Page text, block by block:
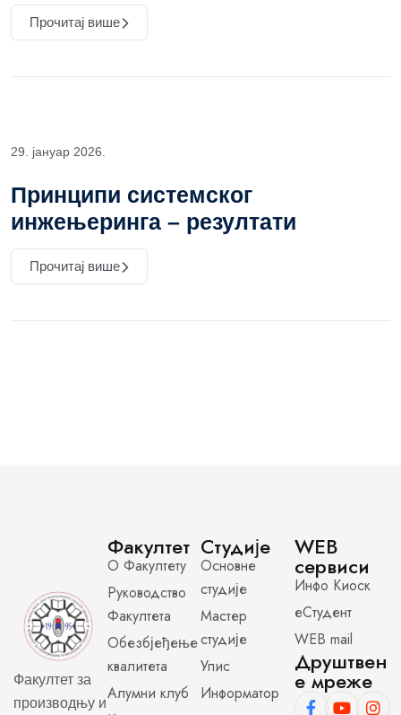
Прочитај више
29. јануар 2026.
Принципи системског
инжењеринга – резултати
Прочитај више
Факултет за
производњу и
Факултет
О Факултету
Руководство
Факултета
Обезбјеђење
квалитета
Алумни клуб
Студије
Основне
студије
Мастер
студије
Упис
Информатор
WEB
сервиси
Инфо Киоск
еСтудент
WEB mail
Друштвен
е мреже